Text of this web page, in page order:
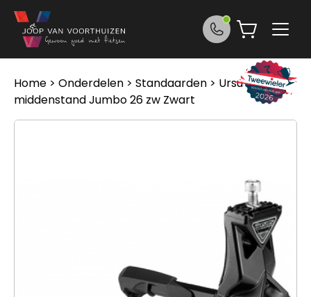
Ga naar de inhoud
Home > Onderdelen > Standaarden > Ursus
middenstand Jumbo 26 zw Zwart